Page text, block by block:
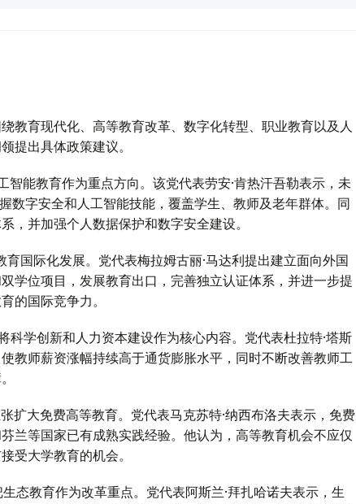
教育现代化、高等教育改革、数字化转型、职业教育以及人
提出具体政策建议。
智能教育作为重点方向。该党代表劳安·肯热汗吾勒表示，未
数字安全和人工智能技能，覆盖学生、教师及老年群体。同
，并加强个人数据保护和数字安全建设。
育国际化发展。党代表梅拉姆古丽·马达利提出建立面向外国
学位项目，发展教育出口，完善独立认证体系，并进一步提
的国际竞争力。
科学创新和人力资本建设作为核心内容。党代表杜拉特·塔斯
教师薪资涨幅持续高于通货膨胀水平，同时不断改善教师工
扩大免费高等教育。党代表马克苏特·纳西布洛夫表示，免费
兰等国家已有成熟实践经验。他认为，高等教育机会不应仅
受大学教育的机会。
生态教育作为改革重点。党代表阿斯兰·拜扎哈诺夫表示，生